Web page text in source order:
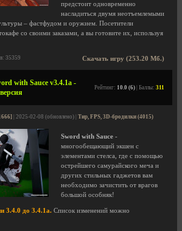
предстоит одновременно
насладиться двумя неотъемлемыми
– фастфудом и оружием. Посетители
со своими заказами, а вы готовите их, используя
Скачать игру (253.20 Мб.)
35359
with Sauce v3.4.1a -
Рейтинг: 10.0 (6) | Баллы: 311
| 2025-02-08 (обновлено) | Тир, FPS, 3D-бродилки (4015)
Sword with Sauce -
многообещающий экшен с
элементами стелса, где с помощью
острейшего самурайского меча и
других стильных гаджетов вам
необходимо зачистить от врагов
большой особняк!
3.4.0 до 3.4.1a. Список изменений можно